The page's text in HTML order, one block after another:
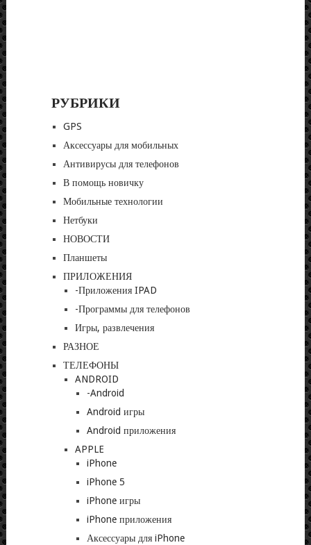
РУБРИКИ
GPS
Аксессуары для мобильных
Антивирусы для телефонов
В помощь новичку
Мобильные технологии
Нетбуки
НОВОСТИ
Планшеты
ПРИЛОЖЕНИЯ
-Приложения IPAD
-Программы для телефонов
Игры, развлечения
РАЗНОЕ
ТЕЛЕФОНЫ
ANDROID
-Android
Android игры
Android приложения
APPLE
iPhone
iPhone 5
iPhone игры
iPhone приложения
Аксессуары для iPhone